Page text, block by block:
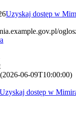
Uzyskaj dostęp w
(2026-06-09T10:00:00)
Uzyskaj dostęp w